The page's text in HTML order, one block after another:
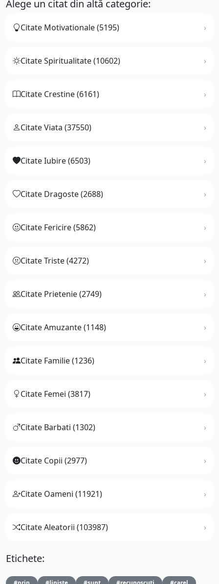
Alege un citat din altă categorie:
Citate Motivationale (5195)
Citate Spiritualitate (10602)
Citate Crestine (6161)
Citate Viata (37550)
Citate Iubire (6503)
Citate Dragoste (2688)
Citate Fericire (5862)
Citate Triste (4272)
Citate Prietenie (2749)
Citate Amuzante (1148)
Citate Familie (1236)
Citate Femei (3817)
Citate Barbati (1302)
Citate Copii (2977)
Citate Oameni (11921)
Citate Aleatorii (103987)
Etichete: